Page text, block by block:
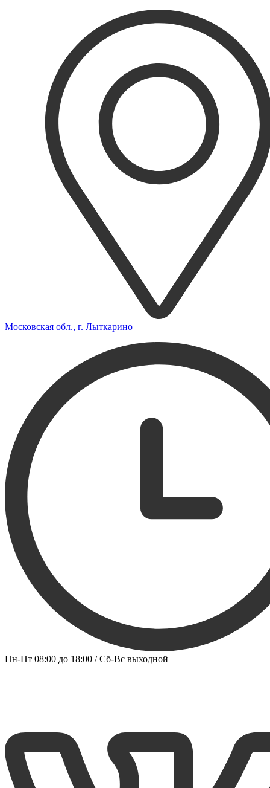
Московская обл., г. Лыткарино
Пн-Пт 08:00 до 18:00 / Сб-Вс выходной